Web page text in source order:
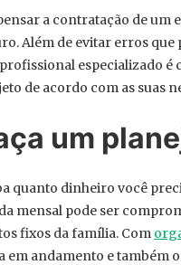
a contratação de um
Além de evitar erros que
especializado
de acordo com as suas
um
quanto dinheiro você
mensal pode ser
fixos da família. Com
em andamento e também